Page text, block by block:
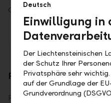
Company (for corporate
Purpose of contact
Reason *
Deutsch
Einwilligung in
Der Liechtensteinischen
der Schutz Ihrer
Privatsphäre sehr
auf der Grundlage der
Grundverordnung